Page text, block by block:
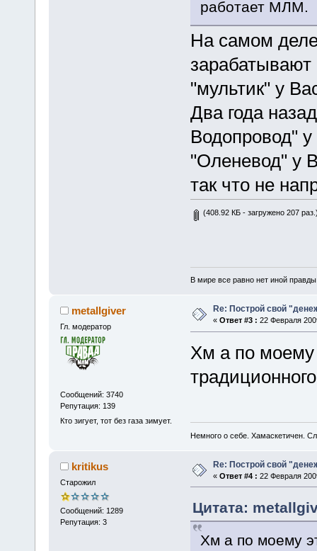
работает МЛМ.
На самом
"мультик" у
Два года
Водопровод"
"Оленевод" у
так что не
(408.92 КБ - загружено 207
В мире все равно нет иной
metallgiver
Гл. модератор
Сообщений: 3740
Репутация: 139
Кто зигует, тот без газа зимует.
Re: Построй свой
« Ответ #3 : 22 Февраля
Хм а по моему
Немного о себе. Хамаскетичен.
kritikus
Старожил
Сообщений: 1289
Репутация: 3
Re: Построй свой
« Ответ #4 : 22 Февраля
Цитата:
Хм а по моему